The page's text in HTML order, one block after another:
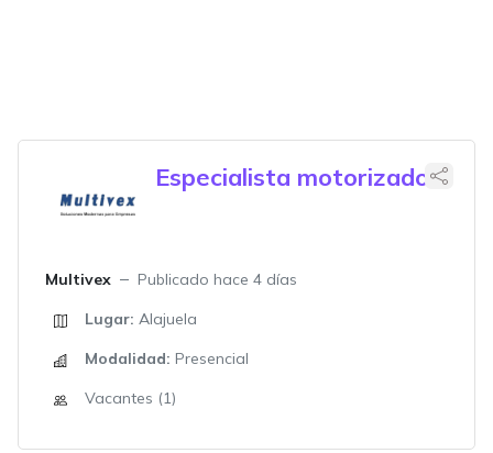
Especialista motorizado
Multivex
Publicado hace 4 días
Lugar: Alajuela
Modalidad: Presencial
Vacantes (1)